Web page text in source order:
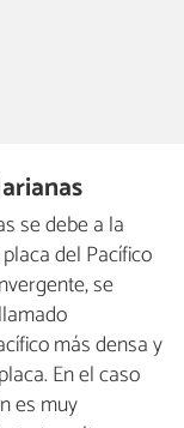
se debe a la
del Pacífico
se
más densa y
En el caso
es muy